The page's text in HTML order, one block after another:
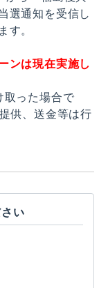
選通知を受信し
す。
ンは現在実施し
取った場合で
供、送金等は行
い